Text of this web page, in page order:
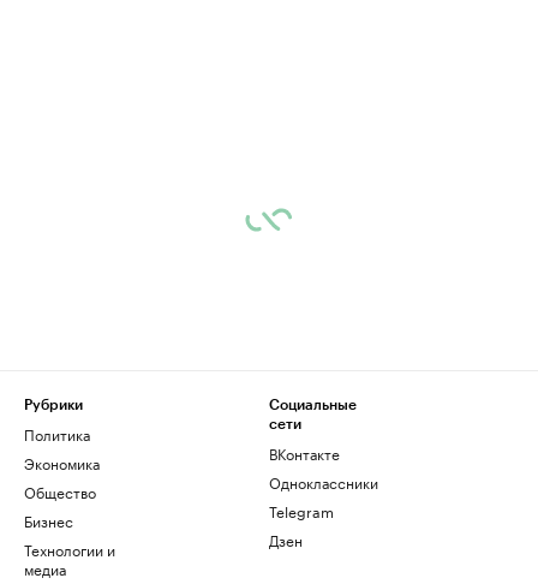
Рубрики
Политика
Экономика
Общество
Бизнес
Технологии и
медиа
Социальные
сети
ВКонтакте
Одноклассники
Telegram
Дзен